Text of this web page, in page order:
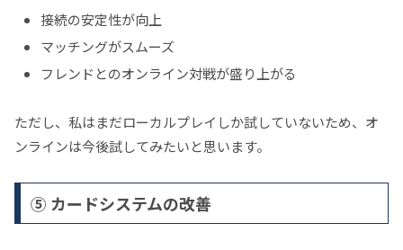
接続の安定性が向上
マッチングがスムーズ
フレンドとのオンライン対戦が盛り上がる
ただし、私はまだローカルプレイしか試していないため、オ
ンラインは今後試してみたいと思います。
⑤ カードシステムの改善